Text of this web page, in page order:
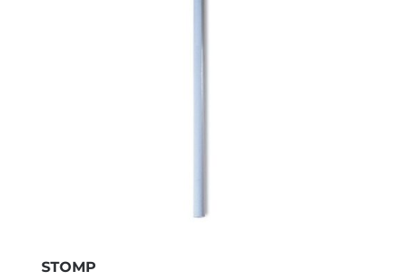
STOMP